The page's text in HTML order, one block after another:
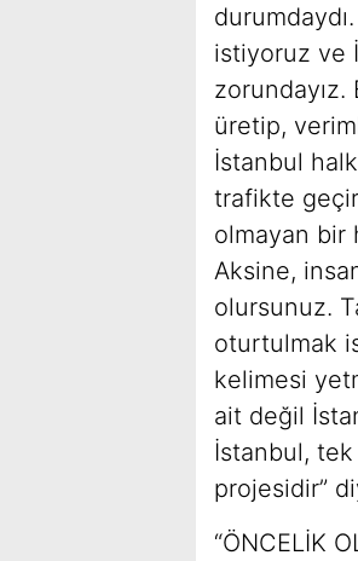
istiyoruz ve
zorundayız.
üretip,
İstanbul
trafikte
olmayan bir
Aksine,
olursunuz.
oturtulmak
kelimesi
ait değil
İstanbul,
projesidir”
“ÖNCELİK